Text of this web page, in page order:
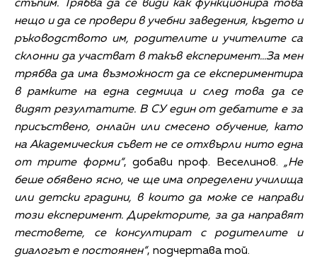
стъпим. Трябва да се види как функционира това
нещо и да се провери в учебни заведения, където и
ръководството им, родителите и учителите са
склонни да участват в такъв експеримент…За мен
трябва да има възможност да се експериментира
в рамките на една седмица и след това да се
видят резултатите. В СУ един от дебатите е за
присъствено, онлайн или смесено обучение, като
на Академическия съвет не се отхвърли нито една
от трите форми“, добави проф. Веселинов. „Не
беше обявено ясно, че ще има определени училища
или детски градини, в които да може се направи
този експеримент. Директорите, за да направят
тестовете, се консултират с родителите и
диалогът е постоянен“, подчертава той.